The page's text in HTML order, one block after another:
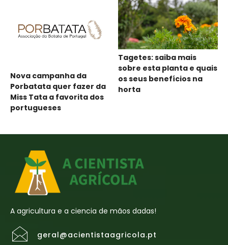
Nova campanha da
Porbatata quer fazer da
Miss Tata a favorita dos
portugueses
Tagetes: saiba mais
sobre esta planta e quais
os seus benefícios na
horta
A agricultura e a ciencia de mãos dadas!
geral@acientistaagricola.pt